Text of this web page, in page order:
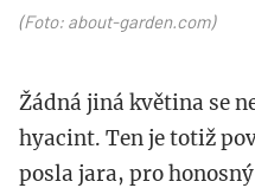
(Foto: about-garden.com)
Žádná jiná květina se
hyacint. Ten je totiž
posla jara, pro